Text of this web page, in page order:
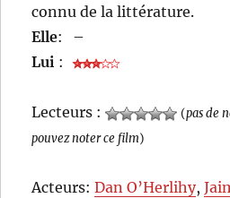
connu de la littérature.
Elle:
–
Lui :
Lecteurs : (pas de
pouvez noter ce film)
Acteurs:Dan O’Herlihy,